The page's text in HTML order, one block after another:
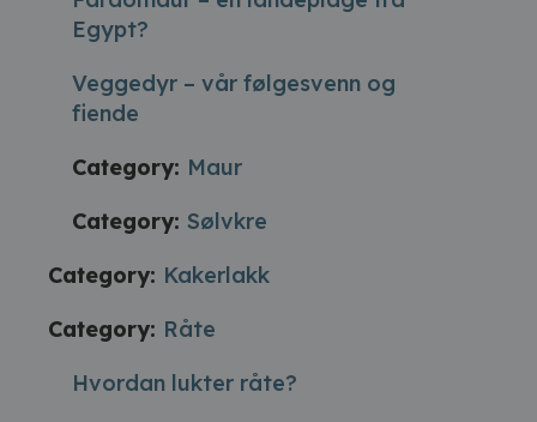
Egypt?
Veggedyr – vår følgesvenn og
fiende
Category: Maur
Category: Sølvkre
Category: Kakerlakk
Category: Råte
Hvordan lukter råte?